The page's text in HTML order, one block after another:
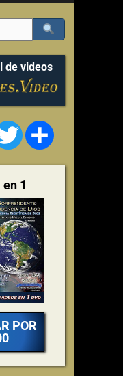
de videos
Twitter
en 1
POR